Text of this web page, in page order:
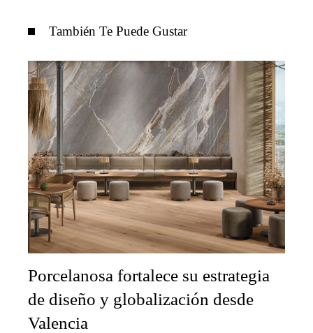
También Te Puede Gustar
Porcelanosa fortalece su estrategia
de diseño y globalización desde
Valencia